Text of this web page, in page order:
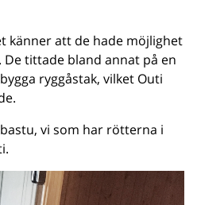
känner att de hade möjlighet
tittade bland annat på en
ryggåstak, vilket Outi
vi som har rötterna i